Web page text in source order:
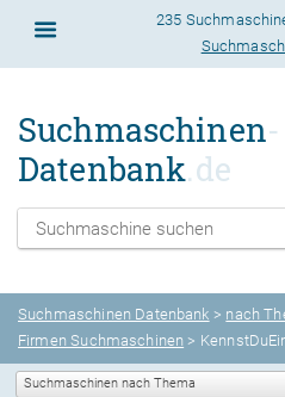
235
Suchmaschinen-
Datenbank.de
Suchmaschinen Datenbank > nach
Firmen Suchmaschinen >